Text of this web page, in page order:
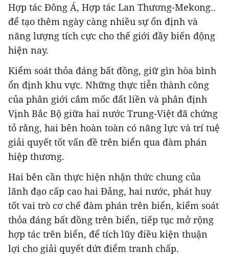
Hợp tác Đông Á, Hợp tác Lan Thương-Mekong..
để tạo thêm ngày càng nhiều sự ổn định và
năng lượng tích cực cho thế giới đầy biến động
hiện nay.
Kiểm soát thỏa đáng bất đồng, giữ gìn hòa bình
ổn định khu vực. Những thực tiễn thành công
của phân giới cắm mốc đất liền và phân định
Vịnh Bắc Bộ giữa hai nước Trung-Việt đã chứng
tỏ rằng, hai bên hoàn toàn có năng lực và trí tuệ
giải quyết tốt vấn đề trên biển qua đàm phán
hiệp thương.
Hai bên cần thực hiện nhận thức chung của
lãnh đạo cấp cao hai Đảng, hai nước, phát huy
tốt vai trò cơ chế đàm phán trên biển, kiểm soát
thỏa đáng bất đồng trên biển, tiếp tục mở rộng
hợp tác trên biển, để tích lũy điều kiện thuận
lợi cho giải quyết dứt điểm tranh chấp.